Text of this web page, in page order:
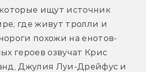
которые ищут источник
где живут тролли и
похожи на енотов-
героев озвучат Крис
Джулия Луи-Дрейфус и